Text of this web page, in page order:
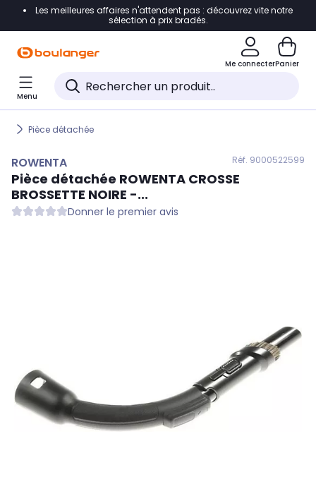
Accéder directement à la navigation
Accéder directement au pied de page
Accéder directement au chatbot
Les meilleures affaires n'attendent pas : découvrez vite notre
sélection à prix bradés.
Me connecterPanier
Menu
Pièce détachée
ROWENTA Réf. 9000522599
Pièce détachée ROWENTA CROSSE
BROSSETTE NOIRE -...
Donner le premier avis